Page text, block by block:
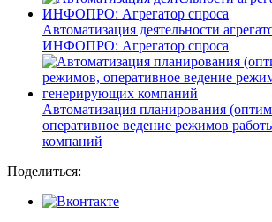
Автоматизация деятельности
ИНФОПРО: Агрегатор спроса
Автоматизация планирования
оперативное ведение режимов
компаний
Поделиться: